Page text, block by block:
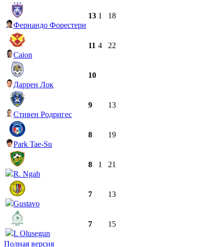
Фернандо Форестери
13 1 18
Caion
11 4 22
Даррен Лок
10
Стивен Родригес
9 13
Park Tae-Su
8 19
R. Ngah
8 1 21
Gustavo
7 13
I. Olusegun
7 15
Полная версия